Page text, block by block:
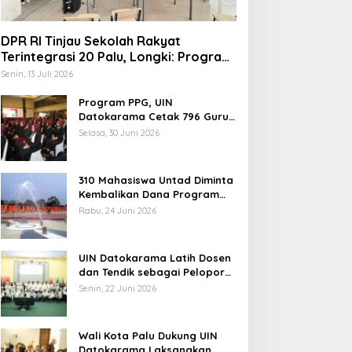
Muktamar Ke-35, AS
Ingatkan Evaluasi
Hubungan NU dan
Tindak Lanjuti
DPR RI Tinjau Sekolah Rakyat
Terintegrasi 20 Palu, Longki: Program
Prabowo Angkat Martabat Anak
Senin, 13 Juli 2026
Program PPG, UIN
Datokarama Cetak 796 Guru
Profesional
Selasa, 30 Juni 2026
310 Mahasiswa Untad Diminta
Kembalikan Dana Program
Berani Cerdas, Kadisdik
Rabu, 24 Juni 2026
UIN Datokarama Latih Dosen
dan Tendik sebagai Pelopor
Moderasi Beragama
Senin, 22 Juni 2026
Wali Kota Palu Dukung UIN